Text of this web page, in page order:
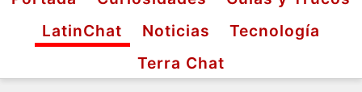
LatinChat
Noticias
Tecnología
Terra Chat